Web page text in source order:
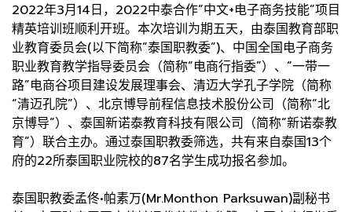
2022年3月14日，2022中泰合作“中文+电子商务技能”项目
精英培训班顺利开班。本次培训为期五天，由泰国教育部职
业教育委员会(以下简称”泰国职教委”)、中国全国电子商务
职业教育教学指导委员会（简称“电商行指委”）、“一带一
路”电商谷项目建设发展理事会、清迈大学孔子学院（简称
“清迈孔院”）、北京博导前程信息技术股份公司（简称“北
京博导”）、泰国新诺泰教育科技有限公司（简称“新诺泰教
育”）联合主办。通过泰国职教委筛选，共有来自泰国13个
府的22所泰国职业院校的87名学生成功报名参加。
泰国职教委孟佟•帕素万(Mr.Monthon Parksuwan)副秘书